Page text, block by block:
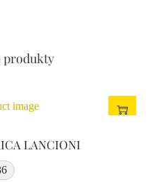
produkty
LANCIONI